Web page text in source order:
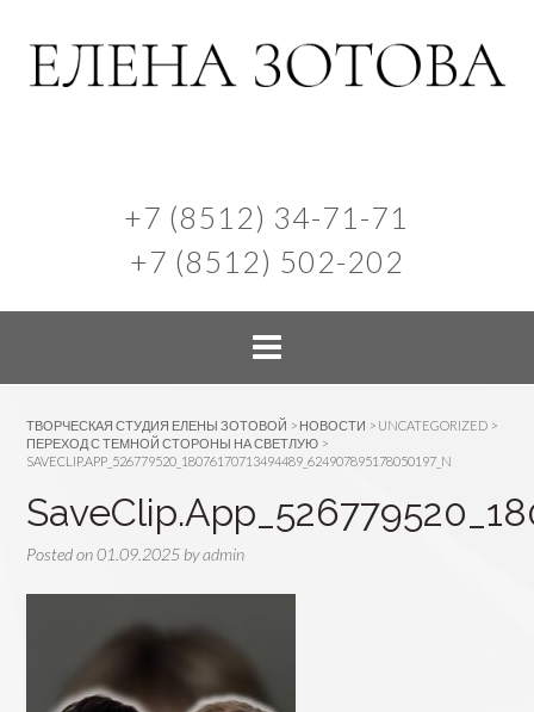
+7 (8512) 34-71-71
+7 (8512) 502-202
ТВОРЧЕСКАЯ СТУДИЯ ЕЛЕНЫ ЗОТОВОЙ > НОВОСТИ > UNCATEGORIZED >
ПЕРЕХОД С ТЕМНОЙ СТОРОНЫ НА СВЕТЛУЮ >
SAVECLIP.APP_526779520_18076170713494489_624907895178050197_N
Posted on01.09.2025 byadmin